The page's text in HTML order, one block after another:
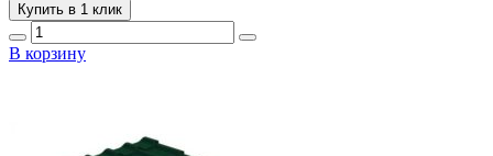
Купить в 1 клик
В корзину